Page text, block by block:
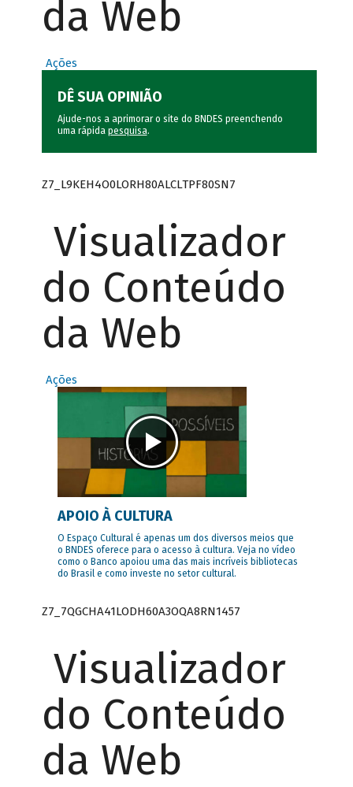
da Web
Ações
DÊ SUA OPINIÃO
Ajude-nos a aprimorar o site do BNDES preenchendo
uma rápida pesquisa.
Z7_L9KEH4O0LORH80ALCLTPF80SN7
Visualizador
do Conteúdo
da Web
Ações
APOIO À CULTURA
O Espaço Cultural é apenas um dos diversos meios que
o BNDES oferece para o acesso à cultura. Veja no vídeo
como o Banco apoiou uma das mais incríveis bibliotecas
do Brasil e como investe no setor cultural.
Z7_7QGCHA41LODH60A3OQA8RN1457
Visualizador
do Conteúdo
da Web